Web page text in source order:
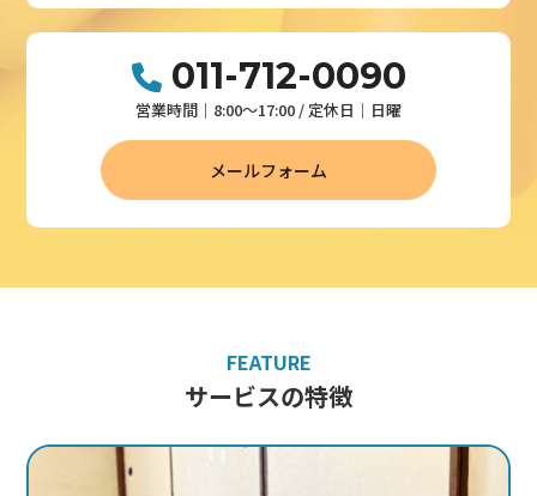
011-712-0090
営業時間│8:00～17:00 / 定休日│日曜
メールフォーム
FEATURE
サービスの特徴